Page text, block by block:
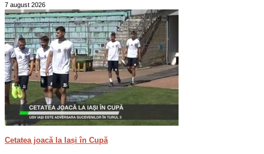
7 august 2026
Cetatea joacă la Iași în Cupă